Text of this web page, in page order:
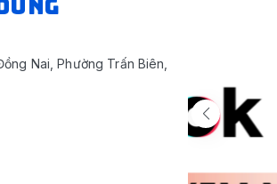
Nai, Phường Trấn Biên,